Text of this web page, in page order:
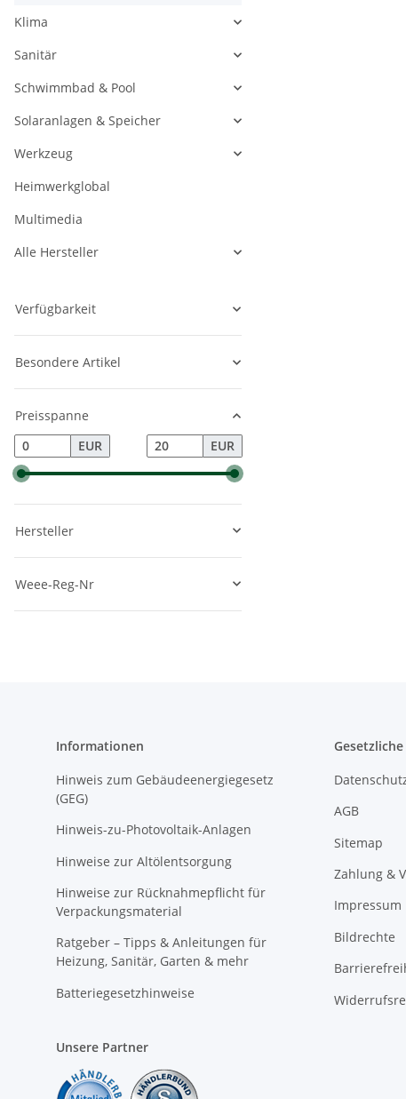
Klima
Sanitär
Schwimmbad & Pool
Solaranlagen & Speicher
Werkzeug
Heimwerkglobal
Multimedia
Alle Hersteller
Verfügbarkeit
Besondere Artikel
Preisspanne
EUR
EUR
Hersteller
Weee-Reg-Nr
Informationen
Hinweis zum Gebäudeenergiegesetz
(GEG)
Hinweis-zu-Photovoltaik-Anlagen
Hinweise zur Altölentsorgung
Hinweise zur Rücknahmepflicht für
Verpackungsmaterial
Ratgeber – Tipps & Anleitungen für
Heizung, Sanitär, Garten & mehr
Batteriegesetzhinweise
AGB
Sitemap
Zahlung &
Impressum
Bildrechte
Unsere Partner